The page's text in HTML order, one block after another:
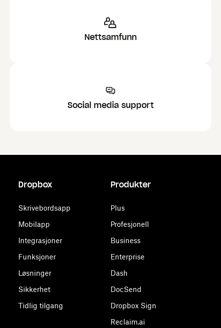
Nettsamfunn
Social media support
Dropbox
Skrivebordsapp
Mobilapp
Integrasjoner
Funksjoner
Løsninger
Sikkerhet
Tidlig tilgang
Produkter
Plus
Profesjonell
Business
Enterprise
Dash
DocSend
Dropbox Sign
Reclaim.ai